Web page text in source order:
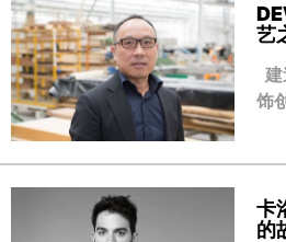
艺
饰
卡
的